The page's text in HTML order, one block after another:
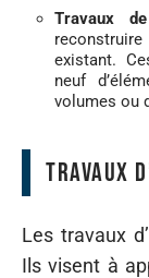
Travaux
existant.
neuf
volumes ou
Travaux
Les travaux
Ils visent à